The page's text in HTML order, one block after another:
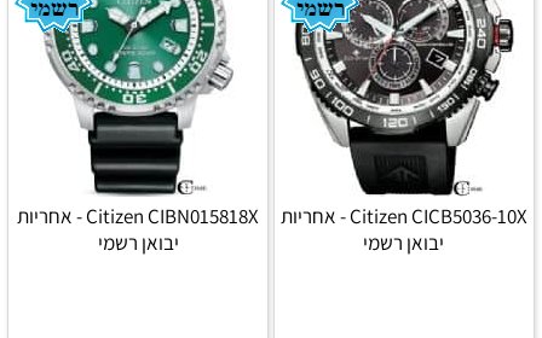
Citizen CICB5036-10X - אחריות
יבואן רשמי
Citizen CIBN015818X - אחריות
יבואן רשמי